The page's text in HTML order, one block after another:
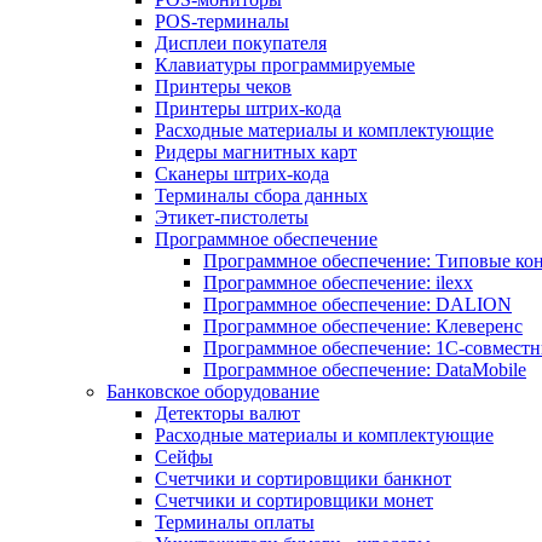
POS-терминалы
Дисплеи покупателя
Клавиатуры программируемые
Принтеры чеков
Принтеры штрих-кода
Расходные материалы и комплектующие
Ридеры магнитных карт
Сканеры штрих-кода
Терминалы сбора данных
Этикет-пистолеты
Программное обеспечение
Программное обеспечение: Типовые
Программное обеспечение: ilexx
Программное обеспечение: DALION
Программное обеспечение: Клеверенс
Программное обеспечение: 1С-
Программное обеспечение: DataMobile
Банковское оборудование
Детекторы валют
Расходные материалы и комплектующие
Сейфы
Счетчики и сортировщики банкнот
Счетчики и сортировщики монет
Терминалы оплаты